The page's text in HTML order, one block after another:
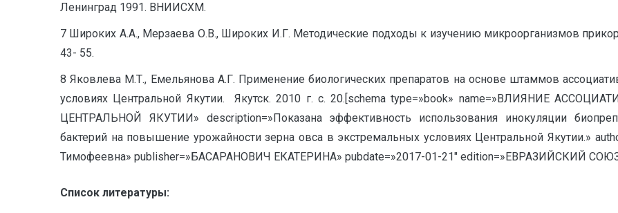
Ленинград 1991. ВНИИСХМ.
7 Широких А.А., Мерзаева О.В., Широких И.Г. Методические подходы к изучению микроорганизмов
43- 55.
8 Яковлева М.Т., Емельянова А.Г. Применение биологических препаратов на основе штаммов
условиях Центральной Якутии. Якутск. 2010 г. с. 20.[schema type=»book» name=»ВЛИЯНИЕ
ЦЕНТРАЛЬНОЙ ЯКУТИИ» description=»Показана эффективность использования инокуляции
бактерий на повышение урожайности зерна овса в экстремальных условиях Центральной Якутии.»
Тимофеевна» publisher=»БАСАРАНОВИЧ ЕКАТЕРИНА» pubdate=»2017-01-21″ edition=»ЕВРАЗИЙСКИЙ
Список литературы: